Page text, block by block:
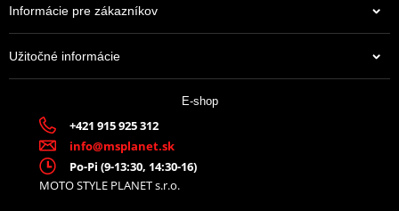
Informácie pre zákazníkov
Užitočné informácie
E-shop
+421 915 925 312
info@msplanet.sk
Po-Pi (9-13:30, 14:30-16)
MOTO STYLE PLANET s.r.o.